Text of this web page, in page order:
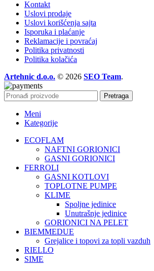
Kontakt
Uslovi prodaje
Uslovi korišćenja sajta
Isporuka i plaćanje
Reklamacije i povraćaj
Politika privatnosti
Politika kolačića
Artehnic d.o.o. © 2026 SEO Team.
Pretraga
Meni
Kategorije
ECOFLAM
NAFTNI GORIONICI
GASNI GORIONICI
FERROLI
GASNI KOTLOVI
TOPLOTNE PUMPE
KLIME
Spoljne jedinice
Unutrašnje jedinice
GORIONICI NA PELET
BIEMMEDUE
Grejalice i topovi za topli vazduh
RIELLO
SIME